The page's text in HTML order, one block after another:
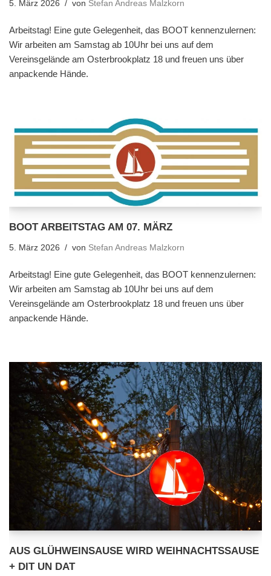
5. März 2026 von Stefan Andreas Malzkorn
Arbeitstag! Eine gute Gelegenheit, das BOOT kennenzulernen:
Wir arbeiten am Samstag ab 10Uhr bei uns auf dem
Vereinsgelände am Osterbrookplatz 18 und freuen uns über
anpackende Hände.
BOOT ARBEITSTAG AM 07. MÄRZ
5. März 2026 von Stefan Andreas Malzkorn
Arbeitstag! Eine gute Gelegenheit, das BOOT kennenzulernen:
Wir arbeiten am Samstag ab 10Uhr bei uns auf dem
Vereinsgelände am Osterbrookplatz 18 und freuen uns über
anpackende Hände.
AUS GLÜHWEINSAUSE WIRD WEIHNACHTSSAUSE
+ DIT UN DAT